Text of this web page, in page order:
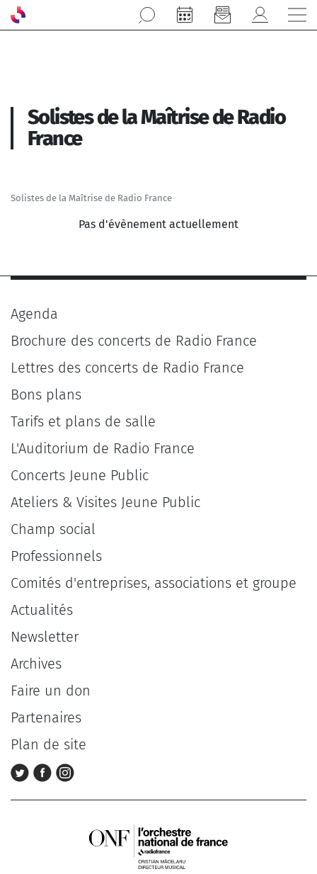
Aller au contenu principal
Solistes de la Maîtrise de Radio
France
Solistes de la Maîtrise de Radio France
Pas d'évènement actuellement
Agenda
Brochure des concerts de Radio France
Lettres des concerts de Radio France
Bons plans
Tarifs et plans de salle
L'Auditorium de Radio France
Concerts Jeune Public
Ateliers & Visites Jeune Public
Champ social
Professionnels
Comités d'entreprises, associations et groupe
Actualités
Newsletter
Archives
Faire un don
Partenaires
Plan de site